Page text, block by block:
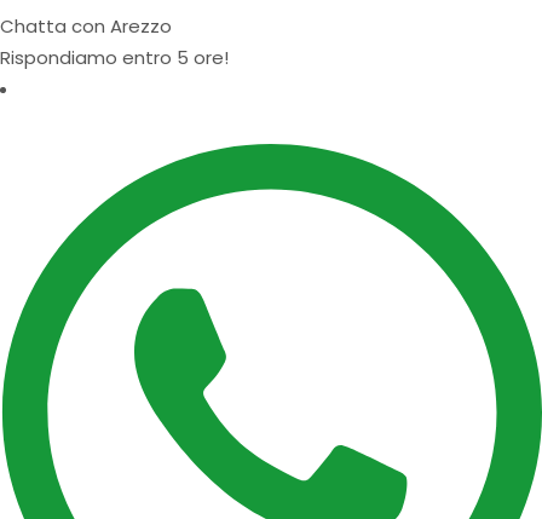
Chatta con Arezzo
Rispondiamo entro 5 ore!